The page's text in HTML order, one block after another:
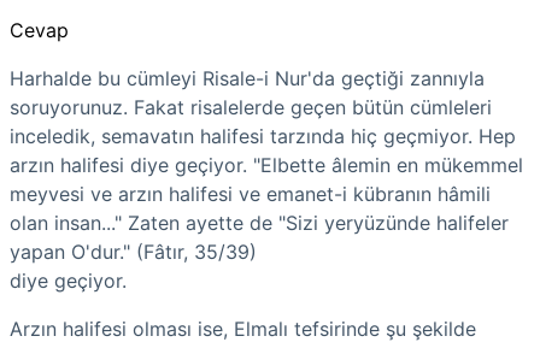
Cevap
Harhalde bu cümleyi Risale-i Nur'da geçtiği zannıyla
soruyorunuz. Fakat risalelerde geçen bütün cümleleri
inceledik, semavatın halifesi tarzında hiç geçmiyor. Hep
arzın halifesi diye geçiyor. "Elbette âlemin en mükemmel
meyvesi ve arzın halifesi ve emanet-i kübranın hâmili
olan insan..." Zaten ayette de "Sizi yeryüzünde halifeler
yapan O'dur." (Fâtır, 35/39)
diye geçiyor.
Arzın halifesi olması ise, Elmalı tefsirinde şu şekilde